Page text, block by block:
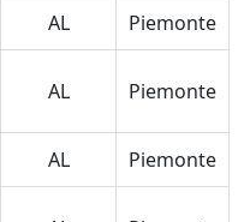
AL Piemonte
AL Piemonte
AL Piemonte